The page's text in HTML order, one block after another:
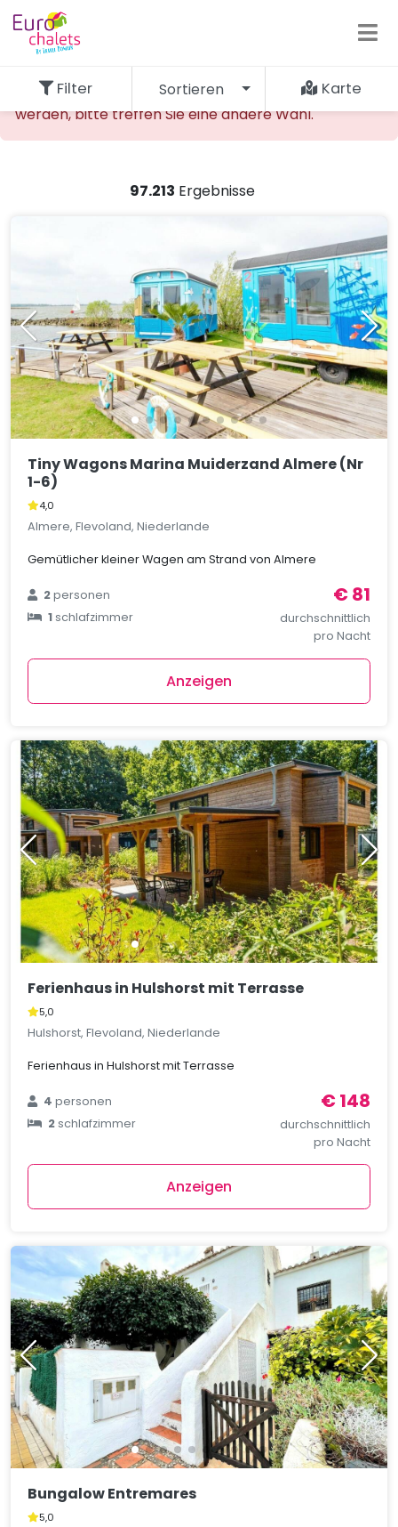
Die gewünschte Unterkunft kann nicht gefunden
werden, bitte treffen Sie eine andere Wahl.
97.213 Ergebnisse
Filter Sortieren Karte
Tiny Wagons Marina Muiderzand Almere (Nr
1-6)
4,0
Almere, Flevoland, Niederlande
Gemütlicher kleiner Wagen am Strand von Almere
2personen
1schlafzimmer
€ 81
durchschnittlich
pro Nacht
Anzeigen
Ferienhaus in Hulshorst mit Terrasse
5,0
Hulshorst, Flevoland, Niederlande
Ferienhaus in Hulshorst mit Terrasse
4personen
2schlafzimmer
€ 148
durchschnittlich
pro Nacht
Anzeigen
Bungalow Entremares
5,0